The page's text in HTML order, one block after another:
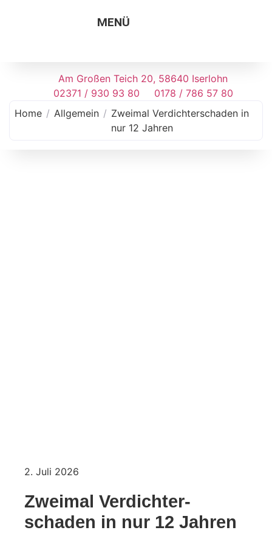
MENÜ
Am Großen Teich 20, 58640 Iserlohn
02371 / 930 93 80
0178 / 786 57 80
Home / Allgemein / Zweimal Verdichter­schaden in
nur 12 Jahren
2. Juli 2026
Zweimal Verdichter­
schaden in nur 12 Jahren